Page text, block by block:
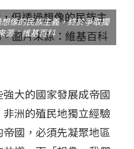
像的民族主義，終於爭取獨
源：維基百科
大的國家發展成帝國
洲的殖民地獨立經驗
國，必須先凝聚地區